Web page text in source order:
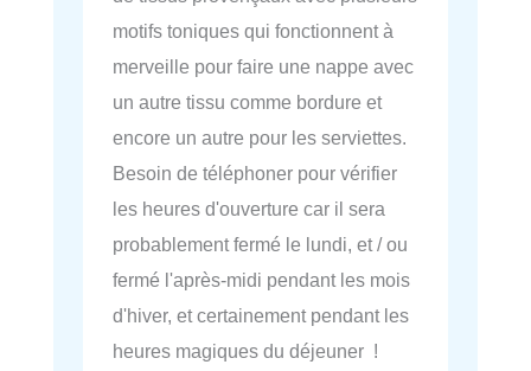
motifs toniques qui fonctionnent à
merveille pour faire une nappe avec
un autre tissu comme bordure et
encore un autre pour les serviettes.
Besoin de téléphoner pour vérifier
les heures d'ouverture car il sera
probablement fermé le lundi, et / ou
fermé l'après-midi pendant les mois
d'hiver, et certainement pendant les
heures magiques du déjeuner !